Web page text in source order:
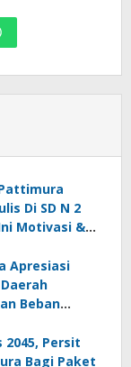
Di SD N 2
Motivasi &
Apresiasi
Beban
2045, Persit
Bagi Paket